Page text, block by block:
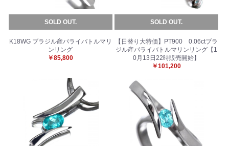
SOLD OUT.
K18WG ブラジル産パライバトルマリ
ンリング
￥85,800
SOLD OUT.
【日替り大特価】PT900 0.06ctブラ
ジル産パライバトルマリンリング【1
0月13日22時販売開始】
￥101,200